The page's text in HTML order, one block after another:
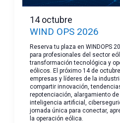
WIND OPS 2026
14 octubre
Reserva tu plaza en WINDOPS
para profesionales del sector
transformación tecnológica y
eólicos. El próximo 14 de
empresas y líderes de la
compartir innovación,
repotenciación, alargamiento
inteligencia artificial,
jornada única para conectar,
la operación eólica.